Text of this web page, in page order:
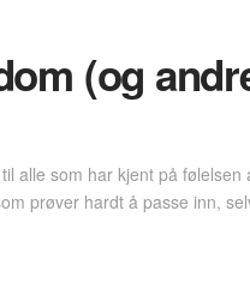
(og
alle som har kjent på
prøver hardt å passe inn,